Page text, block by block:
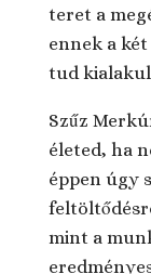
teret a
ennek a
tud
Szűz
életed, ha
éppen úgy
mint a